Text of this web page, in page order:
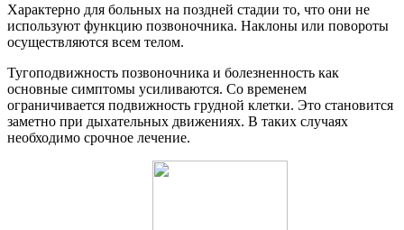
Характерно для больных на поздней стадии то, что они не
используют функцию позвоночника. Наклоны или повороты
осуществляются всем телом.
Тугоподвижность позвоночника и болезненность как
основные симптомы усиливаются. Со временем
ограничивается подвижность грудной клетки. Это становится
заметно при дыхательных движениях. В таких случаях
необходимо срочное лечение.